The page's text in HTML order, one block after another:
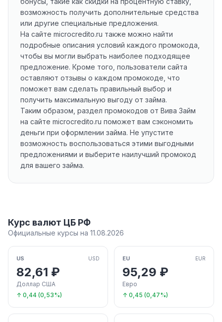
возможность получить дополнительные средства
или другие специальные предложения.
На сайте microcredito.ru также можно найти
подробные описания условий каждого промокода,
чтобы вы могли выбрать наиболее подходящее
предложение. Кроме того, пользователи сайта
оставляют отзывы о каждом промокоде, что
поможет вам сделать правильный выбор и
получить максимальную выгоду от займа.
Таким образом, раздел промокодов от Вива Займ
на сайте microcredito.ru поможет вам сэкономить
деньги при оформлении займа. Не упустите
возможность воспользоваться этими выгодными
предложениями и выберите наилучший промокод
для вашего займа.
Курс валют ЦБ РФ
Официальные курсы на 11.08.2026
US USD
82,61 ₽
Доллар США
↑ 0,44 (0,53%)
EU EUR
95,29 ₽
Евро
↑ 0,45 (0,47%)